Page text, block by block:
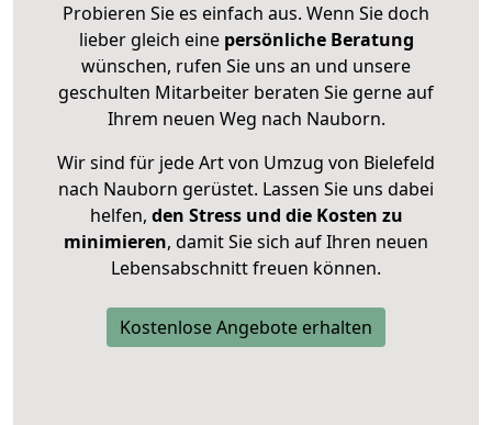
Probieren Sie es einfach aus. Wenn Sie doch
lieber gleich eine persönliche Beratung
wünschen, rufen Sie uns an und unsere
geschulten Mitarbeiter beraten Sie gerne auf
Ihrem neuen Weg nach Nauborn.
Wir sind für jede Art von Umzug von Bielefeld
nach Nauborn gerüstet. Lassen Sie uns dabei
helfen, den Stress und die Kosten zu
minimieren, damit Sie sich auf Ihren neuen
Lebensabschnitt freuen können.
Kostenlose Angebote erhalten